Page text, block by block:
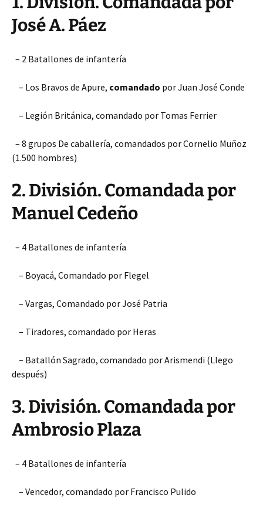
José A. Páez
– 2 Batallones de infantería
– Los Bravos de Apure, comandado por Juan José Conde
– Legión Británica, comandado por Tomas Ferrier
– 8 grupos De caballería, comandados por Cornelio Muñoz
(1.500 hombres)
2. División. Comandada por
Manuel Cedeño
– 4 Batallones de infantería
– Boyacá, Comandado por Flegel
– Vargas, Comandado por José Patria
– Tiradores, comandado por Heras
– Batallón Sagrado, comandado por Arismendi (Llego
después)
3. División. Comandada por
Ambrosio Plaza
– 4 Batallones de infantería
– Vencedor, comandado por Francisco Pulido